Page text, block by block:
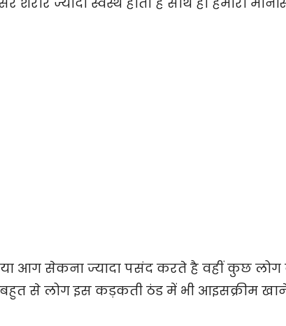
आग सेकना ज्यादा पसंद करते है वहीं कुछ लोग
से लोग इस कड़कती ठंड में भी आइसक्रीम